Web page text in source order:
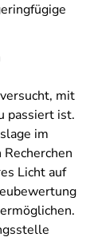
mit
passiert ist.
im
Licht auf